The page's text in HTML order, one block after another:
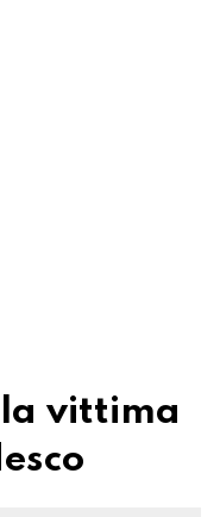
la vittima